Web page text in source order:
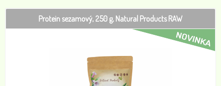
Protein sezamový, 250 g, Natural Products RAW